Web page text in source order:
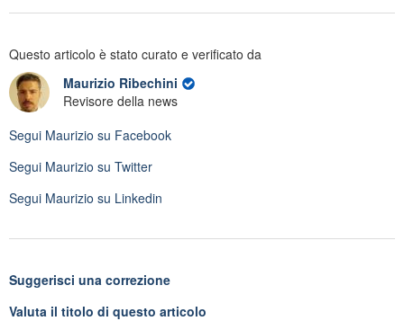
Questo articolo è stato curato e verificato da
Maurizio Ribechini
Revisore della news
Segui Maurizio su Facebook
Segui Maurizio su Twitter
Segui Maurizio su Linkedin
Suggerisci una correzione
Valuta il titolo di questo articolo